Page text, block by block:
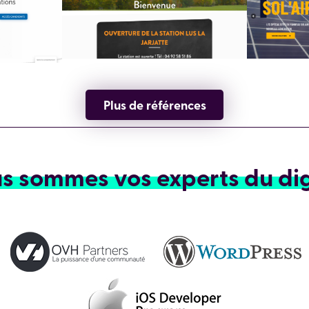
Plus de références
sommes vos experts du